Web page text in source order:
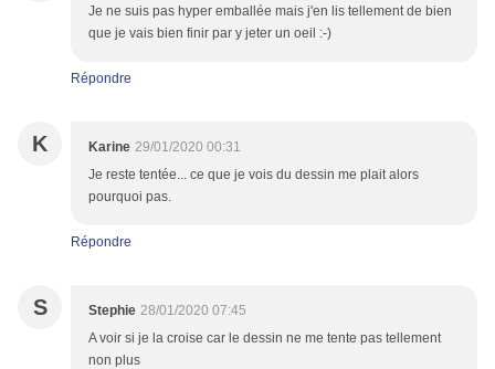
Je ne suis pas hyper emballée mais j'en lis tellement de bien
que je vais bien finir par y jeter un oeil :-)
Répondre
K Karine 29/01/2020 00:31
Je reste tentée... ce que je vois du dessin me plait alors
pourquoi pas.
Répondre
S Stephie 28/01/2020 07:45
A voir si je la croise car le dessin ne me tente pas tellement
non plus